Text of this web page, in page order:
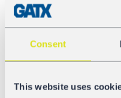
Consent
This website uses
będzie mogła w pełni
Wagony, które staną się
doposażone w ciche